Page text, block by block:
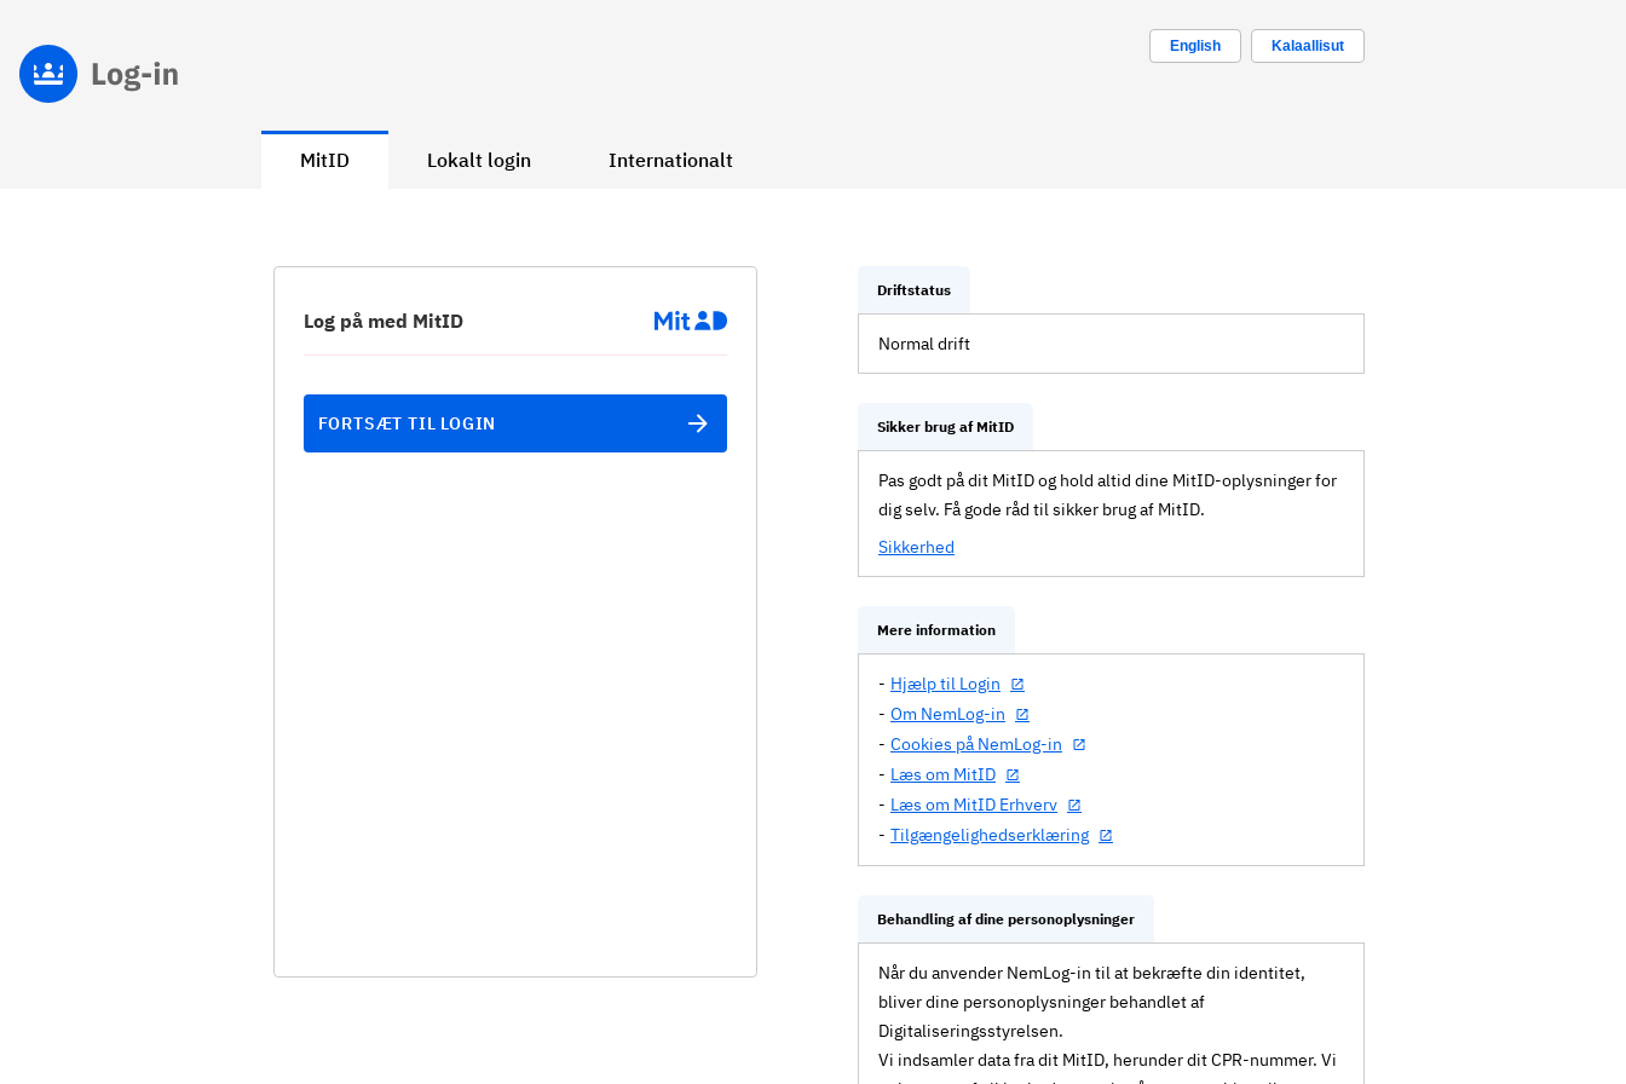
English Kalaallisut
MitID Lokalt login Internationalt
Log på med MitID
FORTSÆT TIL LOGIN
Driftstatus
Normal drift
Sikker brug af MitID
Pas godt på dit MitID og hold altid dine MitID-oplysninger for
dig selv. Få gode råd til sikker brug af MitID.
Sikkerhed
Mere information
Hjælp til Login
Om NemLog-in
Cookies på NemLog-in
Læs om MitID
Læs om MitID Erhverv
Tilgængelighedserklæring
Behandling af dine personoplysninger
Når du anvender NemLog-in til at bekræfte din identitet,
bliver dine personoplysninger behandlet af
Digitaliseringsstyrelsen.
Vi indsamler data fra dit MitID, herunder dit CPR-nummer. Vi